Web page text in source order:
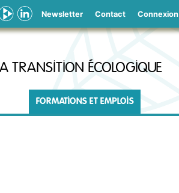
Newsletter Contact Connexion
TRANSITION ÉCOLOGIQUE
FORMATIONS ET EMPLOIS